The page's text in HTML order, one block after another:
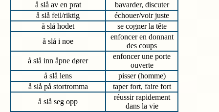
å slå av en prat
bavarder, discuter
å slå feil/riktig
échouer/voir juste
å slå hodet
se cogner la tête
å slå i noe
enfoncer en donnant
des coups
å slå inn åpne dører
enfoncer une porte
ouverte
å slå lens
pisser (homme)
å slå på stortromma
taper fort, faire fort
å slå seg opp
réussir rapidement
dans la vie